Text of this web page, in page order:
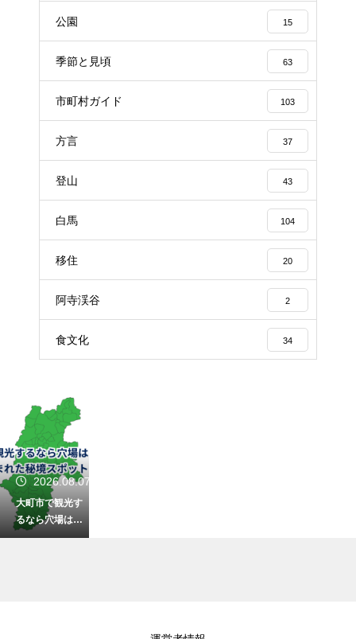
公園 15
季節と見頃 63
市町村ガイド 103
方言 37
登山 43
白馬 104
移住 20
阿寺渓谷 2
食文化 34
2026.08.07
大町市で観光す
るなら穴場はど
こ？湖と山に囲